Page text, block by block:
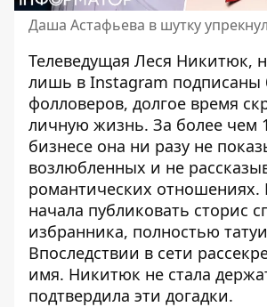
Даша Астафьева в шутку
Телеведущая Леся Никитюк,
лишь в Instagram подписаны
фолловеров, долгое время
личную жизнь. За более чем
бизнесе она ни разу не
возлюбленных и не
романтических отношениях.
начала публиковать сторис
избранника, полностью
Впоследствии в сети
имя. Никитюк не стала
подтвердила эти догадки.